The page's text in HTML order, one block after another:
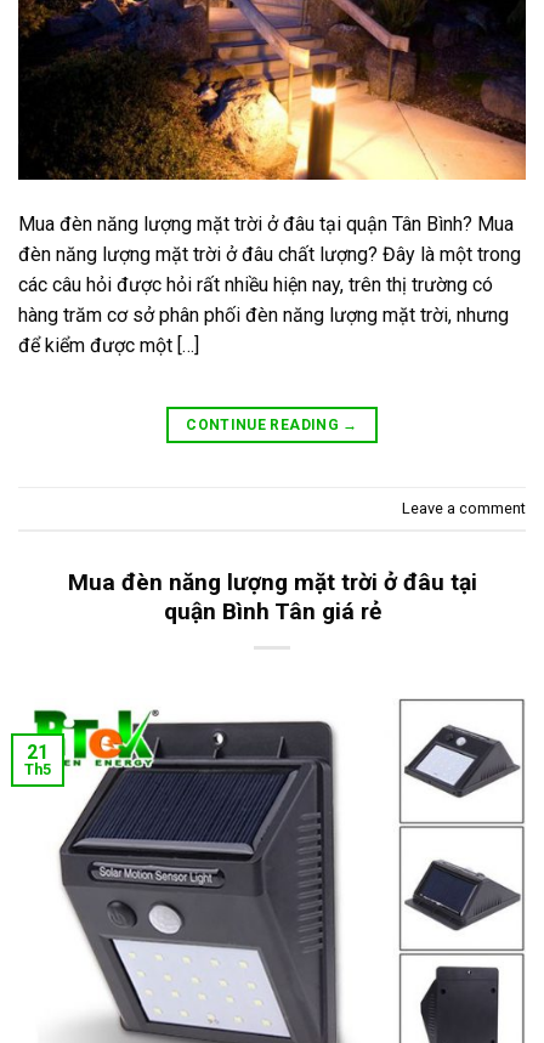
Mua đèn năng lượng mặt trời ở đâu tại quận Tân Bình? Mua
đèn năng lượng mặt trời ở đâu chất lượng? Đây là một trong
các câu hỏi được hỏi rất nhiều hiện nay, trên thị trường có
hàng trăm cơ sở phân phối đèn năng lượng mặt trời, nhưng
để kiểm được một […]
CONTINUE READING →
Leave a comment
Mua đèn năng lượng mặt trời ở đâu tại
quận Bình Tân giá rẻ
21
Th5